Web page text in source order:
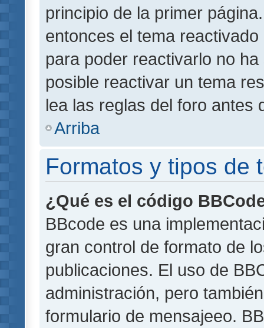
principio de la primer
entonces el tema
para poder reactivarlo no
posible reactivar un tema
lea las reglas del foro antes
Arriba
Formatos y tipos de
¿Qué es el código
BBcode es una
gran control de formato de
publicaciones. El uso de
administración, pero
formulario de mensajeeo.